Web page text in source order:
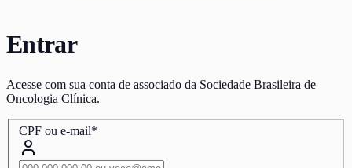
Entrar
Acesse com sua conta de associado da Sociedade Brasileira de
Oncologia Clínica.
CPF ou e-mail*